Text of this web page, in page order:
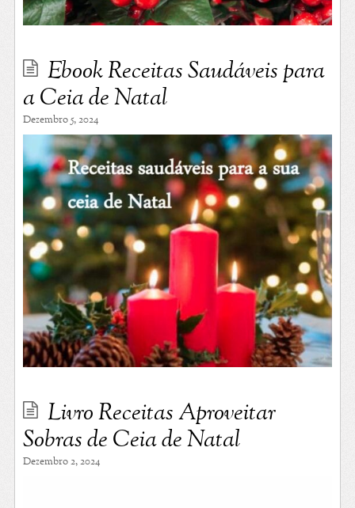
Ebook Receitas Saudáveis para
a Ceia de Natal
Dezembro 5, 2024
Livro Receitas Aproveitar
Sobras de Ceia de Natal
Dezembro 2, 2024